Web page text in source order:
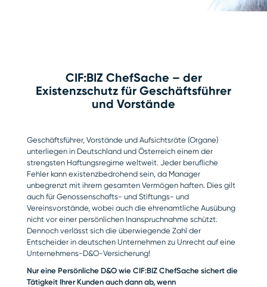
CIF:BIZ ChefSache – der
Existenzschutz für Geschäftsführer
und Vorstände
Geschäftsführer, Vorstände und Aufsichtsräte (Organe)
unterliegen in Deutschland und Österreich einem der
strengsten Haftungsregime weltweit. Jeder berufliche
Fehler kann existenzbedrohend sein, da Manager
unbegrenzt mit ihrem gesamten Vermögen haften. Dies gilt
auch für Genossenschafts- und Stiftungs- und
Vereinsvorstände, wobei auch die ehrenamtliche Ausübung
nicht vor einer persönlichen Inanspruchnahme schützt.
Dennoch verlässt sich die überwiegende Zahl der
Entscheider in deutschen Unternehmen zu Unrecht auf eine
Unternehmens-D&O-Versicherung!
Nur eine Persönliche D&O wie CIF:BIZ ChefSache sichert die
Tätigkeit Ihrer Kunden auch dann ab, wenn